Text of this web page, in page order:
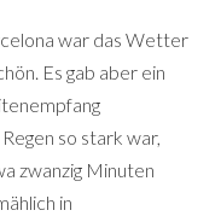
war das Wetter
Es gab aber ein
so stark war,
zwanzig Minuten
in